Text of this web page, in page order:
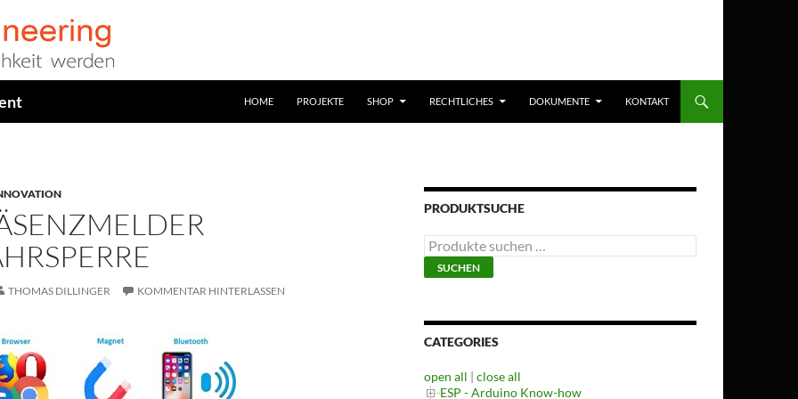
HOME PROJEKTE SHOP RECHTLICHES DOKUMENTE KONTAKT
THOMAS DILLINGER KOMMENTAR HINTERLASSEN
PRODUKTSUCHE
Suchen
nach:
SUCHEN
CATEGORIES
open all | close all
ESP - Arduino Know-how